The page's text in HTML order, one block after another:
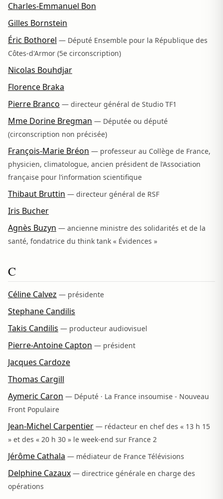
Charles-Emmanuel Bon
Gilles Bornstein
Éric Bothorel — Député Ensemble pour la République des
Côtes-d'Armor (5e circonscription)
Nicolas Bouhdjar
Florence Braka
Pierre Branco — directeur général de Studio TF1
Mme Dorine Bregman — Députée ou député
(circonscription non précisée)
François-Marie Bréon — professeur au Collège de France,
physicien, climatologue, ancien président de l’Association
française pour l’information scientifique
Thibaut Bruttin — directeur général de RSF
Iris Bucher
Agnès Buzyn — ancienne ministre des solidarités et de la
santé, fondatrice du think tank « Évidences »
C
Céline Calvez — présidente
Stephane Candilis
Takis Candilis — producteur audiovisuel
Pierre-Antoine Capton — président
Jacques Cardoze
Thomas Cargill
Aymeric Caron — Député · La France insoumise - Nouveau
Front Populaire
Jean-Michel Carpentier — rédacteur en chef des « 13 h 15
» et des « 20 h 30 » le week-end sur France 2
Jérôme Cathala — médiateur de France Télévisions
Delphine Cazaux — directrice générale en charge des
opérations